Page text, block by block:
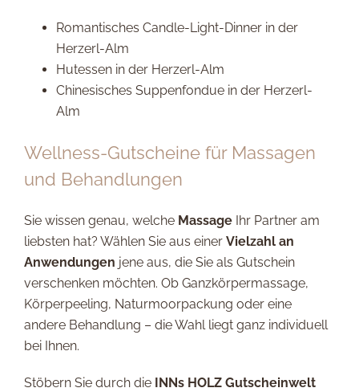
Romantisches Candle-Light-Dinner in der
Herzerl-Alm
Hutessen in der Herzerl-Alm
Chinesisches Suppenfondue in der Herzerl-
Alm
Wellness-Gutscheine für Massagen
und Behandlungen
Sie wissen genau, welche Massage Ihr Partner am
liebsten hat? Wählen Sie aus einer Vielzahl an
Anwendungen jene aus, die Sie als Gutschein
verschenken möchten. Ob Ganzkörpermassage,
Körperpeeling, Naturmoorpackung oder eine
andere Behandlung – die Wahl liegt ganz individuell
bei Ihnen.
Stöbern Sie durch die
INNs HOLZ Gutscheinwelt